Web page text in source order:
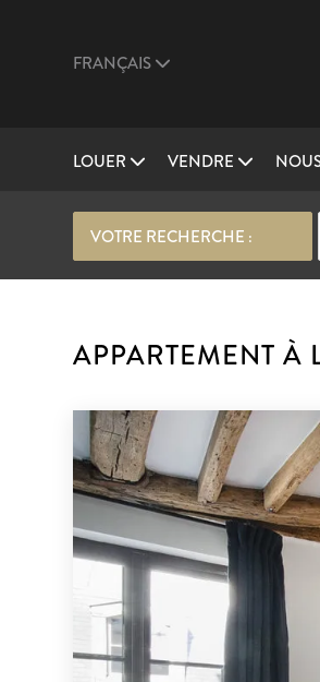
FRANÇAIS
LOUER VENDRE
VOTRE RECHERCHE :
APPARTEMENT À